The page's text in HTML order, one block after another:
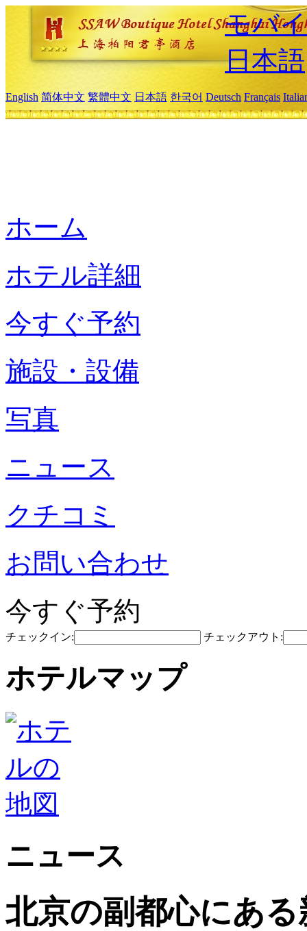
モバ
日本語
English 简体中文 繁體中文 日本語 한국어 Deutsch Français
ホーム
ホテル詳細
今すぐ予約
施設・設備
写真
ニュース
クチコミ
お問い合わせ
今すぐ予約
チェックイン: チェックアウト:
ホテルマップ
ニュース
北京の副都心にあ